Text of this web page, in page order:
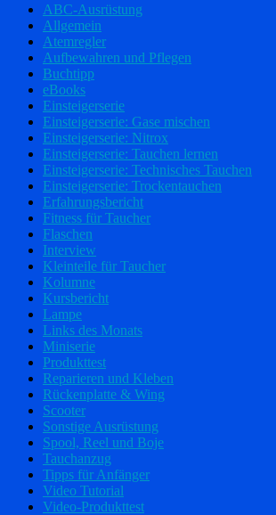
ABC-Ausrüstung
Allgemein
Atemregler
Aufbewahren und Pflegen
Buchtipp
eBooks
Einsteigerserie
Einsteigerserie: Gase mischen
Einsteigerserie: Nitrox
Einsteigerserie: Tauchen lernen
Einsteigerserie: Technisches Tauchen
Einsteigerserie: Trockentauchen
Erfahrungsbericht
Fitness für Taucher
Flaschen
Interview
Kleinteile für Taucher
Kolumne
Kursbericht
Lampe
Links des Monats
Miniserie
Produkttest
Reparieren und Kleben
Rückenplatte & Wing
Scooter
Sonstige Ausrüstung
Spool, Reel und Boje
Tauchanzug
Tipps für Anfänger
Video Tutorial
Video-Produkttest